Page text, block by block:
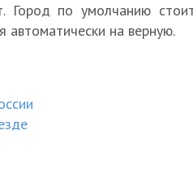
Город по умолчанию
автоматически на верную.